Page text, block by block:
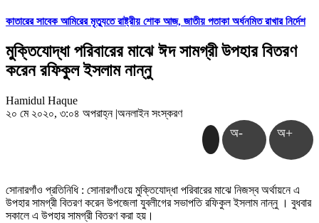
কাতারের সাবেক আমিরের মৃত্যুতে রাষ্ট্রীয় শোক আজ, জাতীয় পতাকা অর্ধনমিত রাখার নির্দেশ
মুক্তিযোদ্ধা পরিবারের মাঝে ঈদ সামগ্রী উপহার বিতরণ
করেন রফিকুল ইসলাম নান্নু
Hamidul Haque
২০ মে ২০২০, ৩:০৪ অপরাহ্ন |অনলাইন সংস্করণ
অ- অ+
সোনারগাঁও প্রতিনিধি : সোনারগাঁওয়ে মুক্তিযোদ্ধা পরিবারের মাঝে নিজস্ব অর্থায়নে এ
উপহার সামগ্রী বিতরণ করেন উপজেলা যুবলীগের সভাপতি রফিকুল ইসলাম নান্নু । বুধবার
সকালে এ উপহার সামগ্রী বিতরণ করা হয়।